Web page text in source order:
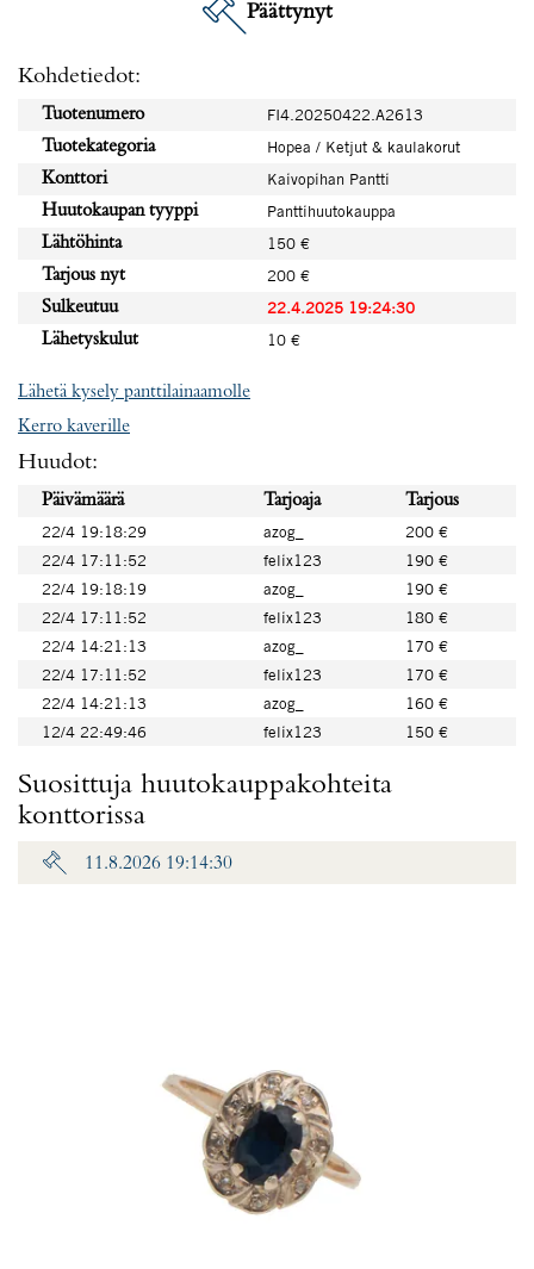
Päättynyt
Kohdetiedot:
Tuotenumero
FI4.20250422.A2613
Tuotekategoria
Hopea / Ketjut & kaulakorut
Konttori
Kaivopihan Pantti
Huutokaupan tyyppi
Panttihuutokauppa
Lähtöhinta
150 €
Tarjous nyt
200 €
Sulkeutuu
22.4.2025 19:24:30
Lähetyskulut
10 €
Lähetä kysely panttilainaamolle
Kerro kaverille
Huudot:
Päivämäärä Tarjoaja
Tarjous
22/4 19:18:29
azog_
200 €
22/4 17:11:52
felix123
190 €
22/4 19:18:19
azog_
190 €
22/4 17:11:52
felix123
180 €
22/4 14:21:13
azog_
170 €
22/4 17:11:52
felix123
170 €
22/4 14:21:13
azog_
160 €
12/4 22:49:46
felix123 150 €
Suosittuja huutokauppakohteita
konttorissa
11.8.2026 19:14:30